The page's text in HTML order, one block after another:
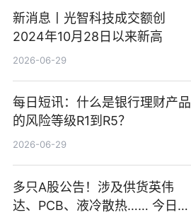
新消息丨光智科技成交额创
2024年10月28日以来新高
2026-06-29
每日短讯：什么是银行理财产品
的风险等级R1到R5？
2026-06-29
多只A股公告！涉及供货英伟
达、PCB、液冷散热…… 今日快